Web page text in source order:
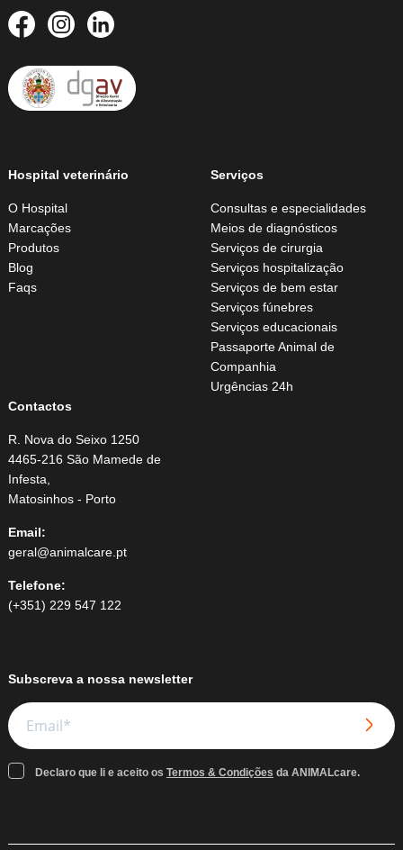
Hospital veterinário
O Hospital
Marcações
Produtos
Blog
Faqs
Serviços
Consultas e especialidades
Meios de diagnósticos
Serviços de cirurgia
Serviços hospitalização
Serviços de bem estar
Serviços fúnebres
Serviços educacionais
Passaporte Animal de
Companhia
Urgências 24h
Contactos
R. Nova do Seixo 1250
4465-216 São Mamede de
Infesta,
Matosinhos - Porto
Email:
geral@animalcare.pt
Telefone:
(+351) 229 547 122
Subscreva a nossa newsletter
Declaro que li e aceito os Termos & Condições da ANIMALcare.